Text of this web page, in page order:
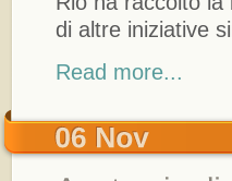
di altre iniziative
Read more...